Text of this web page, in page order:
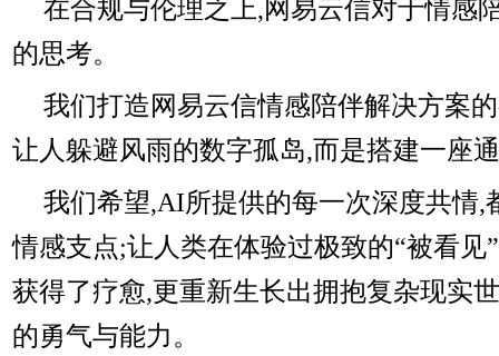
在合规与伦理之上,网易云信对于情感
的思考。
我们打造网易云信情感陪伴解决方案
让人躲避风雨的数字孤岛,而是搭建一座
我们希望,AI所提供的每一次深度共情,
情感支点;让人类在体验过极致的“被看见
获得了疗愈,更重新生长出拥抱复杂现实
的勇气与能力。